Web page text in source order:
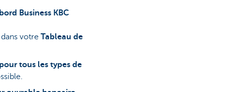
Business KBC
dans votre Tableau de
tous les types de